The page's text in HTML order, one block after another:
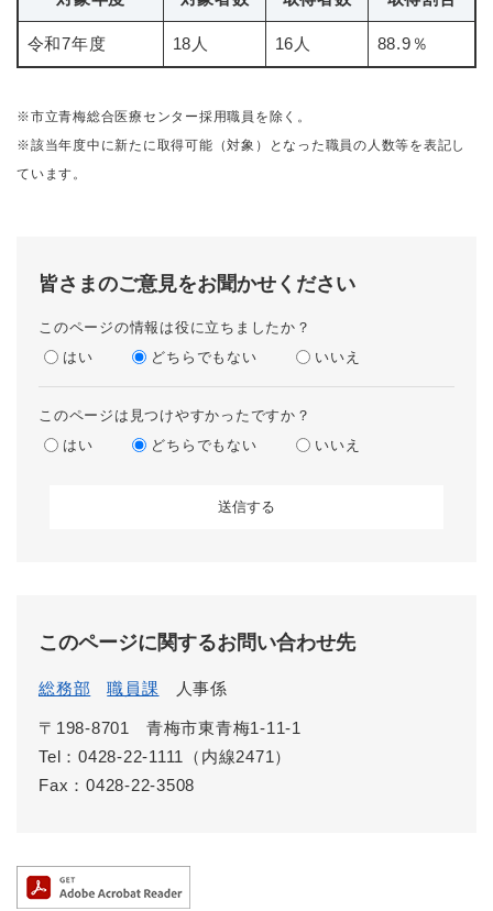
令和7年度 18人 16人 88.9％
​※市立青梅総合医療センター採用職員を除く。
※該当年度中に新たに取得可能（対象）となった職員の人数等を表記し
ています。
皆さまのご意見をお聞かせください
このページの情報は役に立ちましたか？
はい
どちらでもない いいえ
このページは見つけやすかったですか？
はい
どちらでもない いいえ
このページに関するお問い合わせ先
総務部 職員課 人事係
〒198-8701
青梅市東青梅1-11-1
Tel：0428-22-1111（内線2471）
Fax：0428-22-3508